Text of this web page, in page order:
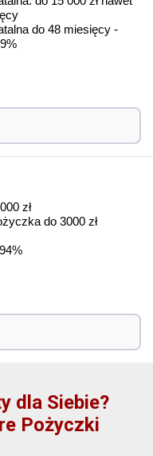
do 48 miesięcy -
zł
do 3000 zł
dla Siebie?
Pożyczki